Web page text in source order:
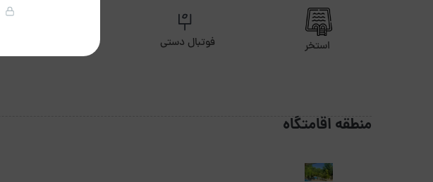
استخر فوتبال دستی
منطقه اقامتگاه